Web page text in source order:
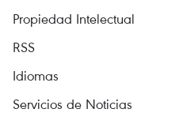
Propiedad Intelectual
RSS
Idiomas
Servicios de Noticias